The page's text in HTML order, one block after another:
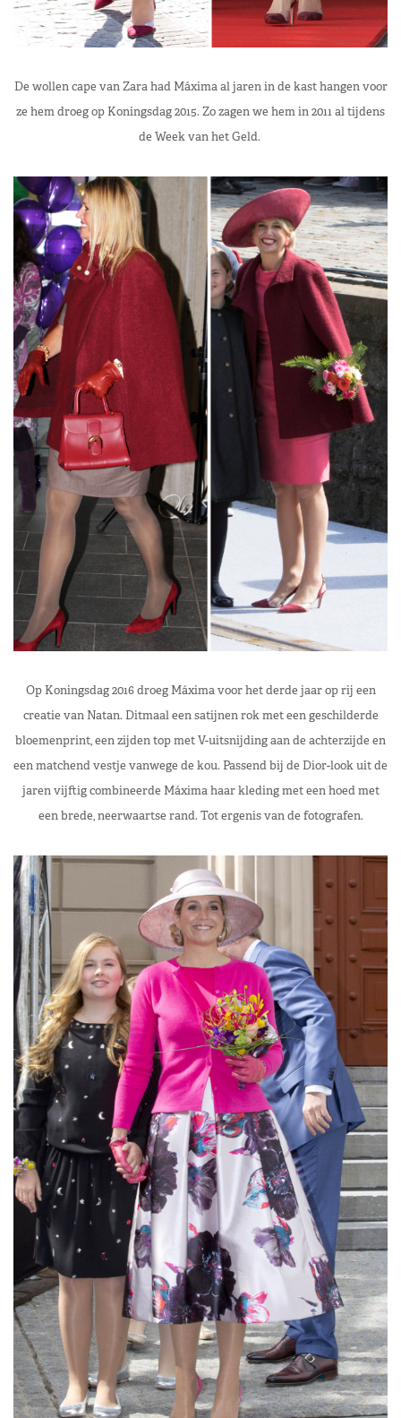
De wollen cape van Zara had Máxima al jaren in de kast hangen voor
ze hem droeg op Koningsdag 2015. Zo zagen we hem in 2011 al tijdens
de Week van het Geld.
Op Koningsdag 2016 droeg Máxima voor het derde jaar op rij een
creatie van Natan. Ditmaal een satijnen rok met een geschilderde
bloemenprint, een zijden top met V-uitsnijding aan de achterzijde en
een matchend vestje vanwege de kou. Passend bij de Dior-look uit de
jaren vijftig combineerde Máxima haar kleding met een hoed met
een brede, neerwaartse rand. Tot ergenis van de fotografen.